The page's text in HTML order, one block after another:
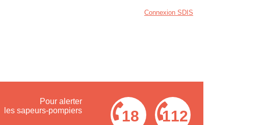
Connexion SDIS
Pour alerter
les sapeurs-pompiers
18 112